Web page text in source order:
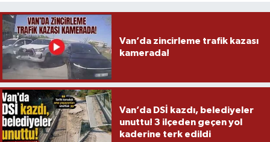
Van’da zincirleme trafik kazası
kamerada!
Van’da DSİ kazdı, belediyeler
unuttu! 3 ilçeden geçen yol
kaderine terk edildi